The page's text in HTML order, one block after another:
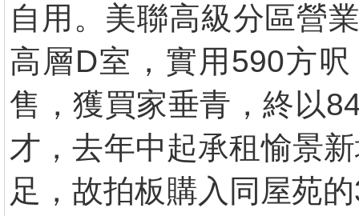
自用。美聯高級分區營
高層D室，實用590方
售，獲買家垂青，終以
才，去年中起承租愉景
足，故拍板購入同屋苑